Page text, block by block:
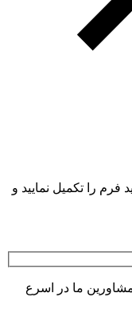
فرم را تکمیل نمایید و
ما در اسرع